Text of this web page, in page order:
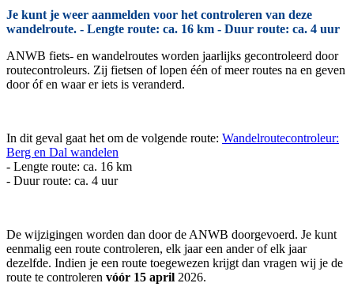
Je kunt je weer aanmelden voor het controleren van deze
wandelroute. - Lengte route: ca. 16 km - Duur route: ca. 4 uur
ANWB fiets- en wandelroutes worden jaarlijks gecontroleerd door
routecontroleurs. Zij fietsen of lopen één of meer routes na en geven
door óf en waar er iets is veranderd.
In dit geval gaat het om de volgende route: Wandelroutecontroleur:
Berg en Dal wandelen
- Lengte route: ca. 16 km
- Duur route: ca. 4 uur
De wijzigingen worden dan door de ANWB doorgevoerd. Je kunt
eenmalig een route controleren, elk jaar een ander of elk jaar
dezelfde. Indien je een route toegewezen krijgt dan vragen wij je de
route te controleren vóór 15 april 2026.